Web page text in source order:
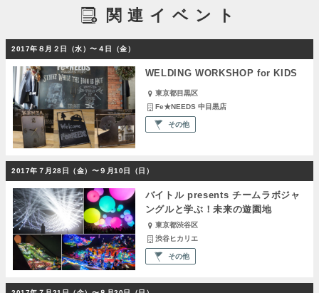
関連イベント
2017年８月２日（水）〜４日（金）
WELDING WORKSHOP for KIDS
東京都目黒区
Fe★NEEDS 中目黒店
その他
2017年７月28日（金）〜９月10日（日）
バイトル presents チームラボジャ
ングルと学ぶ！未来の遊園地
東京都渋谷区
渋谷ヒカリエ
その他